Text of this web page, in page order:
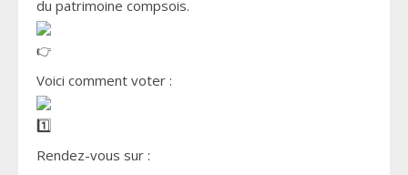
du patrimoine compsois.
Voici comment voter :
Rendez-vous sur :